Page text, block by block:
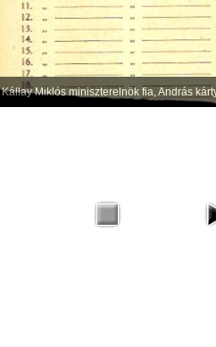
Kállay Miklós miniszterelnök fia, András